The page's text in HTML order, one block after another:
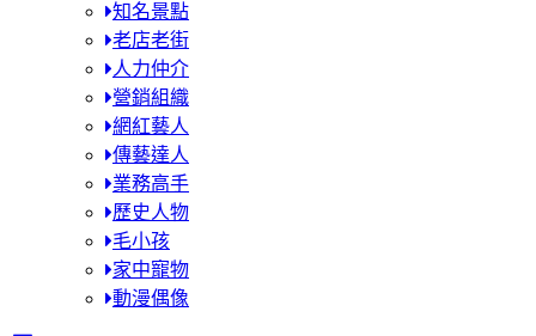
知名景點
老店老街
人力仲介
營銷組織
網紅藝人
傳藝達人
業務高手
歷史人物
毛小孩
家中寵物
動漫偶像